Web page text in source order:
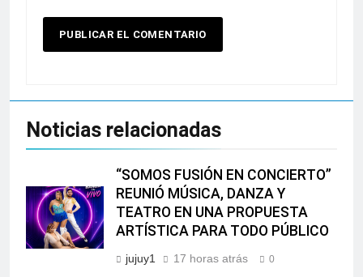
Noticias relacionadas
“SOMOS FUSIÓN EN CONCIERTO”
REUNIÓ MÚSICA, DANZA Y
TEATRO EN UNA PROPUESTA
ARTÍSTICA PARA TODO PÚBLICO
jujuy1 17 horas atrás 0